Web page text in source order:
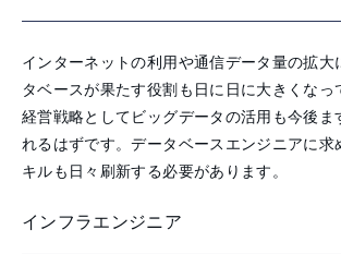
インターネットの利用や通信データ量の拡大
タベースが果たす役割も日に日に大きくなっ
経営戦略としてビッグデータの活用も今後ま
れるはずです。データベースエンジニアに求
キルも日々刷新する必要があります。
インフラエンジニア